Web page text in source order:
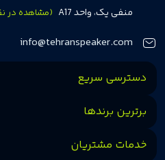
مشتریان اهمیت می‌دهیم و همواره در
کنیم.
منفی یک، واحد A17
(مشاهده در
info@tehranspeaker.com
دسترسی سریع
برترین برندها
خدمات مشتریان